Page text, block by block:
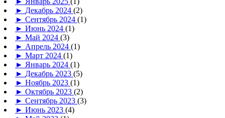
► Декабрь 2024 (2)
► Сентябрь 2024 (1)
► Июнь 2024 (1)
► Май 2024 (3)
► Апрель 2024 (1)
► Март 2024 (1)
► Январь 2024 (1)
► Декабрь 2023 (5)
► Ноябрь 2023 (1)
► Октябрь 2023 (2)
► Сентябрь 2023 (3)
► Июнь 2023 (4)